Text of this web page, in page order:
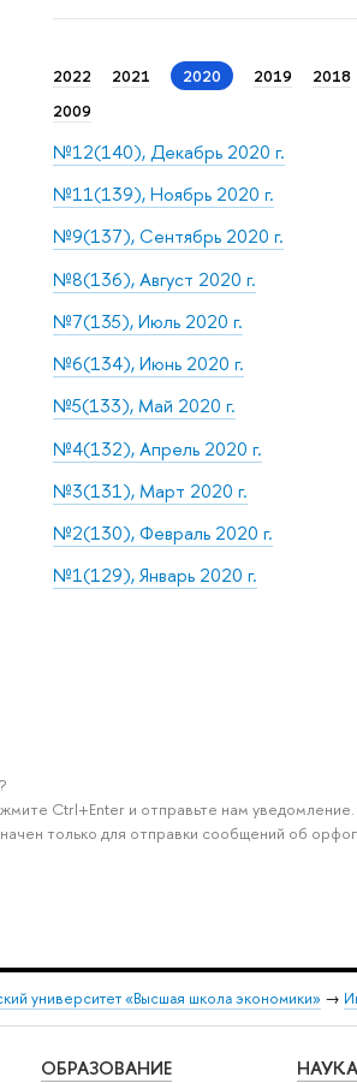
2022 2021 2020 2019 2018
2009
№12(140), Декабрь 2020 г.
№11(139), Ноябрь 2020 г.
№9(137), Сентябрь 2020 г.
№8(136), Август 2020 г.
№7(135), Июль 2020 г.
№6(134), Июнь 2020 г.
№5(133), Май 2020 г.
№4(132), Апрель 2020 г.
№3(131), Март 2020 г.
№2(130), Февраль 2020 г.
№1(129), Январь 2020 г.
Ctrl+Enter и отправьте нам уведомление.
только для отправки сообщений об
университет «Высшая школа экономики» →
ОБРАЗОВАНИЕ НАУКА